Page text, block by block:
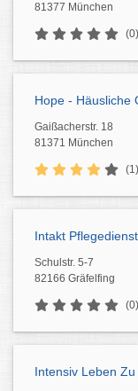
81377 München
(0)
Hope - Häusliche
Gaißacherstr. 18
81371 München
(1)
Intakt
Schulstr. 5-7
82166 Gräfelfing
(0)
Intensiv Leben